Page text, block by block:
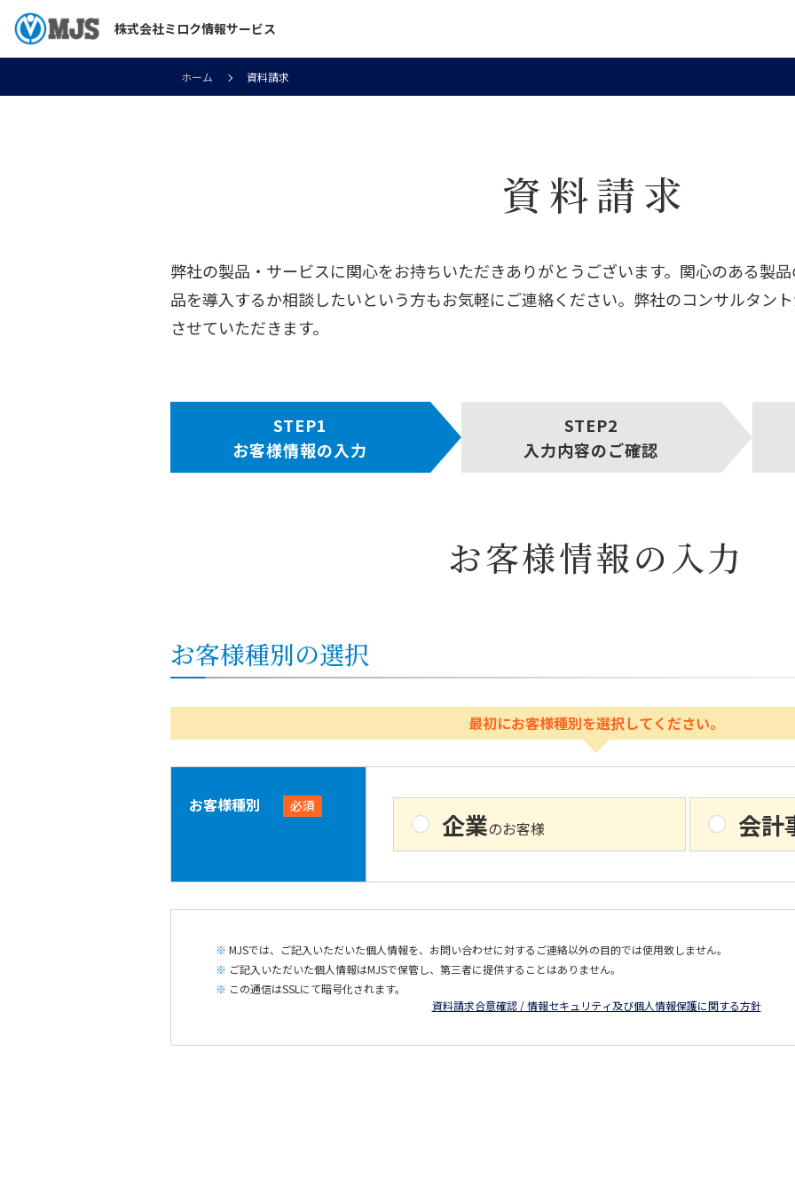
株式会社ミロク情報サービス
ホーム 資料請求
資料請求
弊社の製品・サービスに関心をお持ちいただきありがとうございます。関心のある製
品を導入するか相談したいという方もお気軽にご連絡ください。弊社のコンサルタン
させていただきます。
お客様情報の入力 入力内容のご確認
お客様情報の入力
お客様種別の選択
最初にお客様種別を選択してください。
お客様種別 必須
企業のお客様 会計
MJSでは、ご記入いただいた個人情報を、お問い合わせに対するご連絡以外の目的では使用致しません。
ご記入いただいた個人情報はMJSで保管し、第三者に提供することはありません。
この通信はSSLにて暗号化されます。
資料請求合意確認 / 情報セキュリティ及び個人情報保護に関する方針